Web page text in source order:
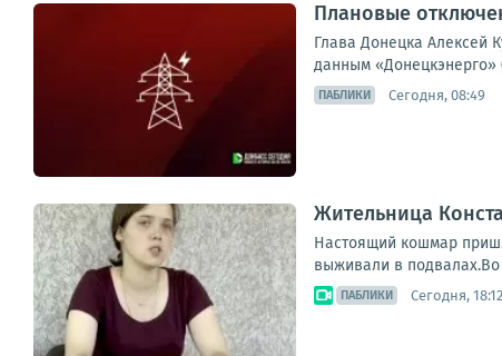
Плановые
Глава Донецка Алексей
данным «Донецкэнерго»
ПАБЛИКИ Сегодня, 08:49
Жительница
Настоящий кошмар
выживали в подвалах.Во
ПАБЛИКИ Сегодня, 18:12